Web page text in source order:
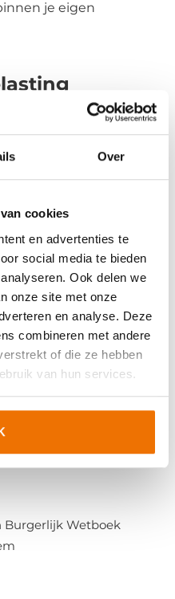
Over
cookies
en advertenties te
social media te bieden
Ook delen we
onze site met onze
en analyse. Deze
combineren met andere
of die ze hebben
van hun services.
je eigen
van
13:30 tot 16:30
houden met 10 uur
opleiding? Ga dan naar
Burgerlijk Wetboek